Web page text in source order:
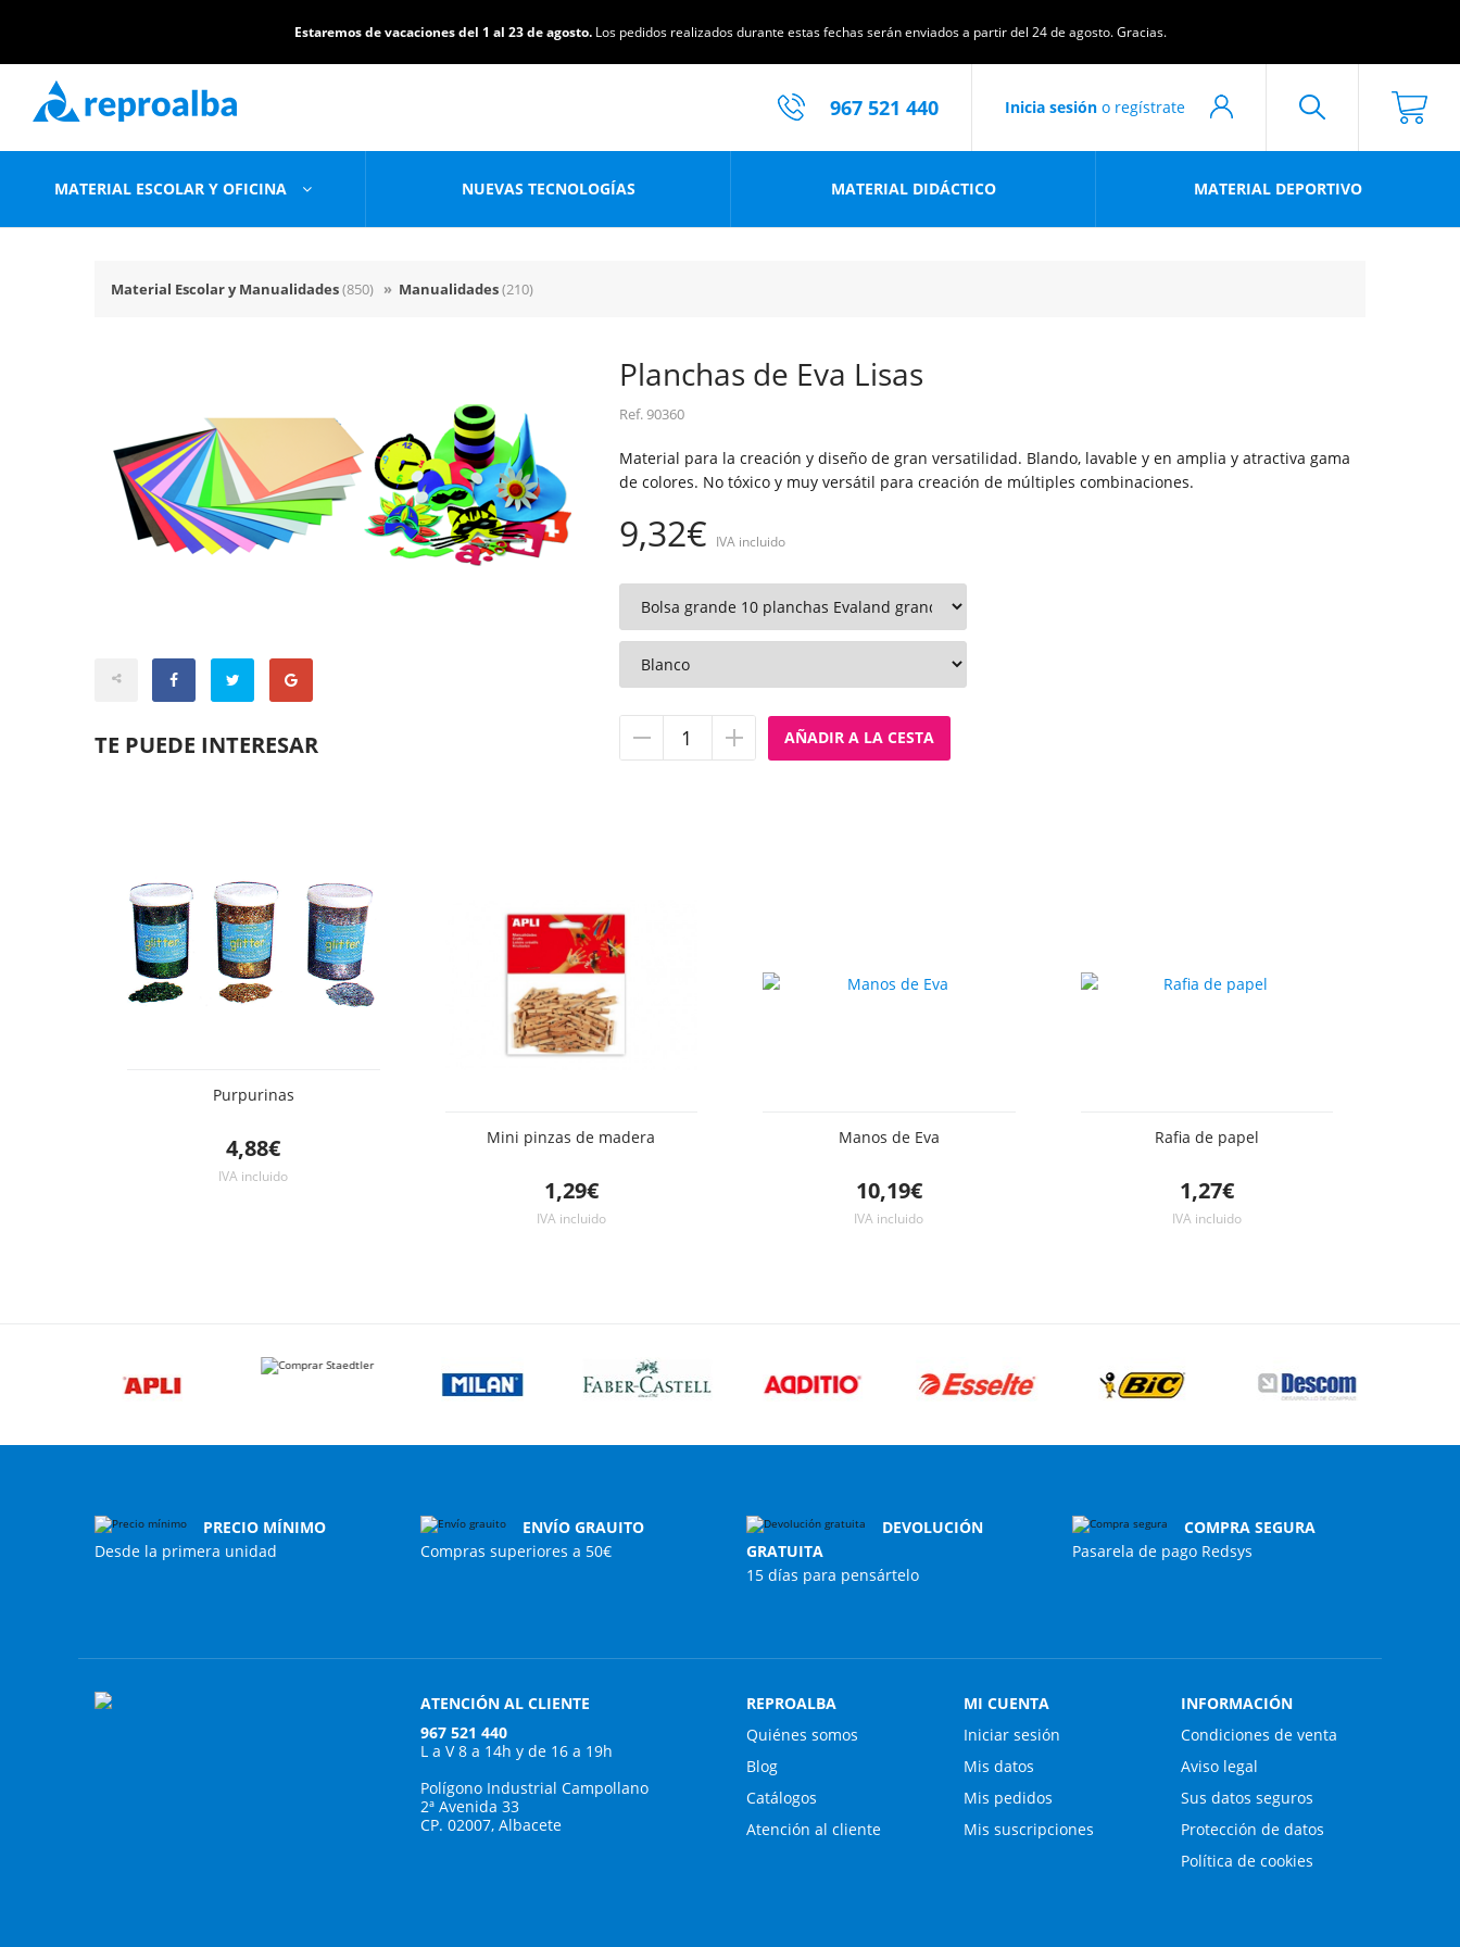
Estaremos de vacaciones del 1 al 23 de agosto. Los pedidos realizados durante estas fechas serán enviados a partir del 24 de agosto. Gracias.
Inicia sesión o regístrate
967 521 440
MATERIAL ESCOLAR Y OFICINA NUEVAS TECNOLOGÍAS MATERIAL DIDÁCTICO MATERIAL DEPORTIVO
Material Escolar y Manualidades(850) » Manualidades(210)
Planchas de Eva Lisas
Ref.90360
Material para la creación y diseño de gran versatilidad. Blando, lavable y en amplia y atractiva gama
de colores. No tóxico y muy versátil para creación de múltiples combinaciones.
9,32€ IVA incluido
TE PUEDE INTERESAR
Purpurinas
4,88€
IVA incluido
Mini pinzas de madera
1,29€
IVA incluido
Manos de Eva
10,19€
IVA incluido
Rafia de papel
1,27€
IVA incluido
PRECIO MÍNIMO
Desde la primera unidad
ENVÍO GRAUITO
Compras superiores a 50€
DEVOLUCIÓN
GRATUITA
15 días para pensártelo
COMPRA SEGURA
Pasarela de pago Redsys
ATENCIÓN AL CLIENTE
967 521 440
L a V 8 a 14h y de 16 a 19h
Polígono Industrial Campollano
2ª Avenida 33
CP. 02007, Albacete
REPROALBA
Quiénes somos
Blog
Catálogos
Atención al cliente
MI CUENTA
Iniciar sesión
Mis datos
Mis pedidos
Mis suscripciones
INFORMACIÓN
Condiciones de venta
Aviso legal
Sus datos seguros
Protección de datos
Política de cookies